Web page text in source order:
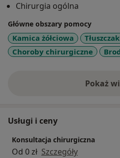
Chirurgia ogólna
Główne obszary pomocy
Kamica żółciowa
Choroby chirurgiczne
Pokaż o
Usługi i ceny
Konsultacja chirurgiczna
Od 0 zł Szczegóły